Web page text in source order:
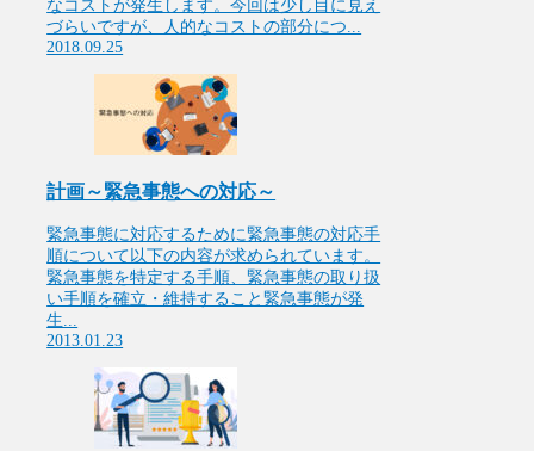
なコストが発生します。今回は少し目に見え
づらいですが、人的なコストの部分につ...
2018.09.25
計画～緊急事態への対応～
緊急事態に対応するために緊急事態の対応手
順について以下の内容が求められています。
緊急事態を特定する手順、緊急事態の取り扱
い手順を確立・維持すること緊急事態が発
生...
2013.01.23